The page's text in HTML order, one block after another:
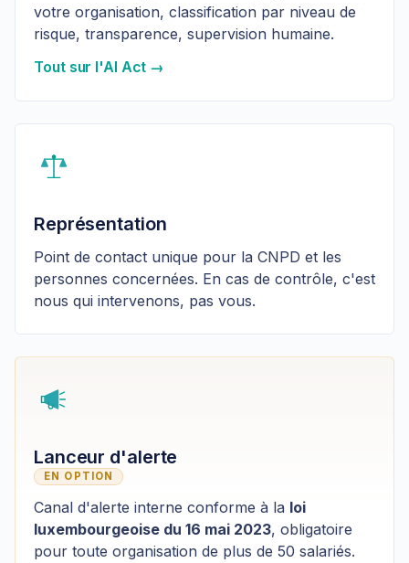
votre organisation, classification par niveau de
risque, transparence, supervision humaine.
Tout sur l'AI Act →
Représentation
Point de contact unique pour la CNPD et les
personnes concernées. En cas de contrôle, c'est
nous qui intervenons, pas vous.
Lanceur d'alerte
EN OPTION
Canal d'alerte interne conforme à la loi
luxembourgeoise du 16 mai 2023, obligatoire
pour toute organisation de plus de 50 salariés.